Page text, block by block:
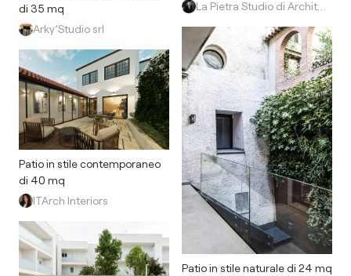
di 35 mq
Arky’Studio srl
Patio in stile contemporaneo
di 40 mq
ITArch Interiors
Patio in stile naturale di 24 mq